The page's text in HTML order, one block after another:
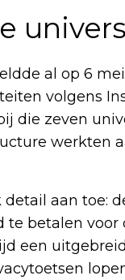
al op 6
volgens
die zeven
werkten
aan toe:
te betalen
een